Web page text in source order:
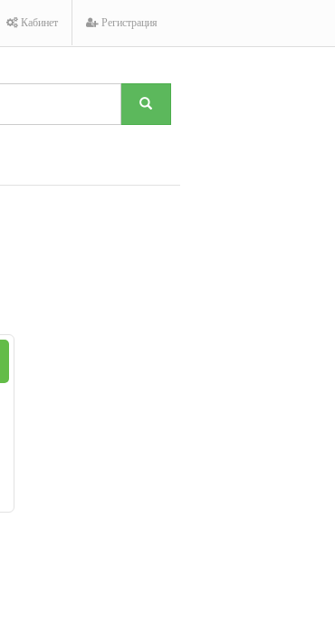
Кабинет Регистрация